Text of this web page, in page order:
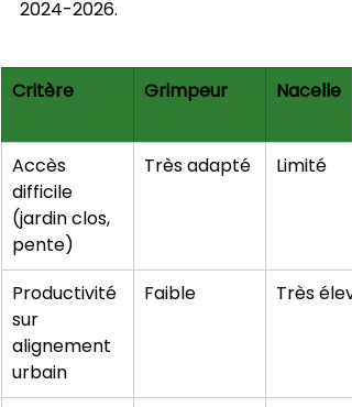
2024-2026.
Critère Grimpeur Nacelle
Accès
difficile
(jardin clos,
pente)
Très adapté Limité
Productivité
sur
alignement
urbain
Faible Très